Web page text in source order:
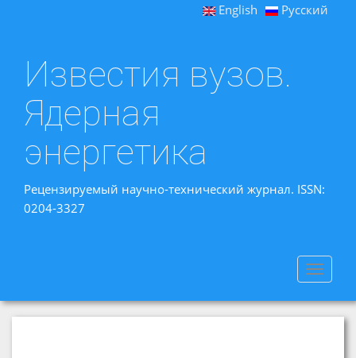
English Русский
Известия вузов.
Ядерная
энергетика
Рецензируемый научно-технический журнал. ISSN:
0204-3327
Toggle